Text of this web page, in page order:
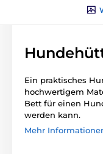
Ein praktisches
hochwertigem
Bett für einen
werden kann.
Mehr